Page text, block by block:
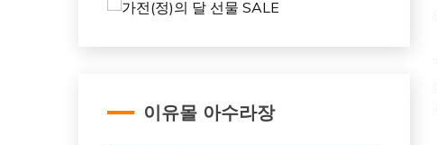
이유몰 아수라장